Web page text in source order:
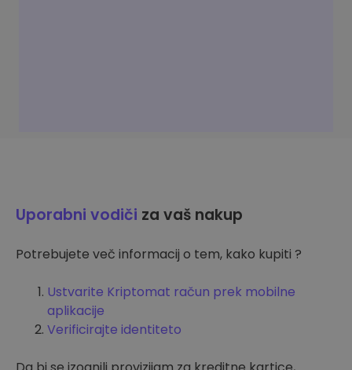
Uporabni vodiči za vaš nakup
Potrebujete več informacij o tem, kako kupiti ?
Ustvarite Kriptomat račun prek mobilne
aplikacije
Verificirajte identiteto